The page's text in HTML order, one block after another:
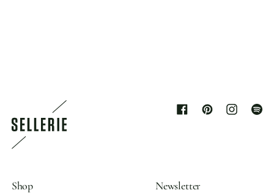
Facebook Pinterest Instagram
Shop
Newsletter